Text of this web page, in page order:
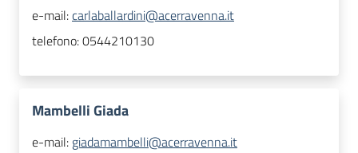
e-mail:carlaballardini@acerravenna.it
telefono:0544210130
Mambelli Giada
e-mail: giadamambelli@acerravenna.it